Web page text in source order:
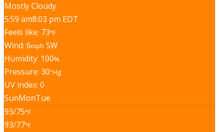
Mostly Cloudy
5:59 am8:03 pm EDT
Feels like: 73°F
Wind: 6mph SW
Humidity: 100%
Pressure: 30"Hg
UV index: 0
SunMonTue
93/75°F
93/77°F